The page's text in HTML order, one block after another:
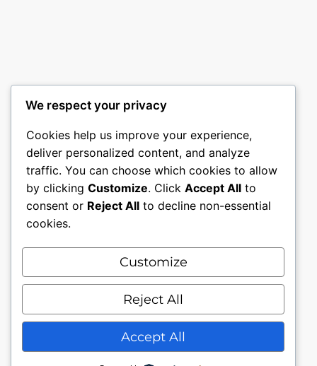
Mon compte
Nous contacter.
Conditions générales.
Politique de confidentialité
We respect your privacy
Cookies help us improve your experience,
deliver personalized content, and analyze
traffic. You can choose which cookies to allow
by clicking Customize. Click Accept All to
consent or Reject All to decline non-essential
cookies.
Customize
Reject All
Accept All